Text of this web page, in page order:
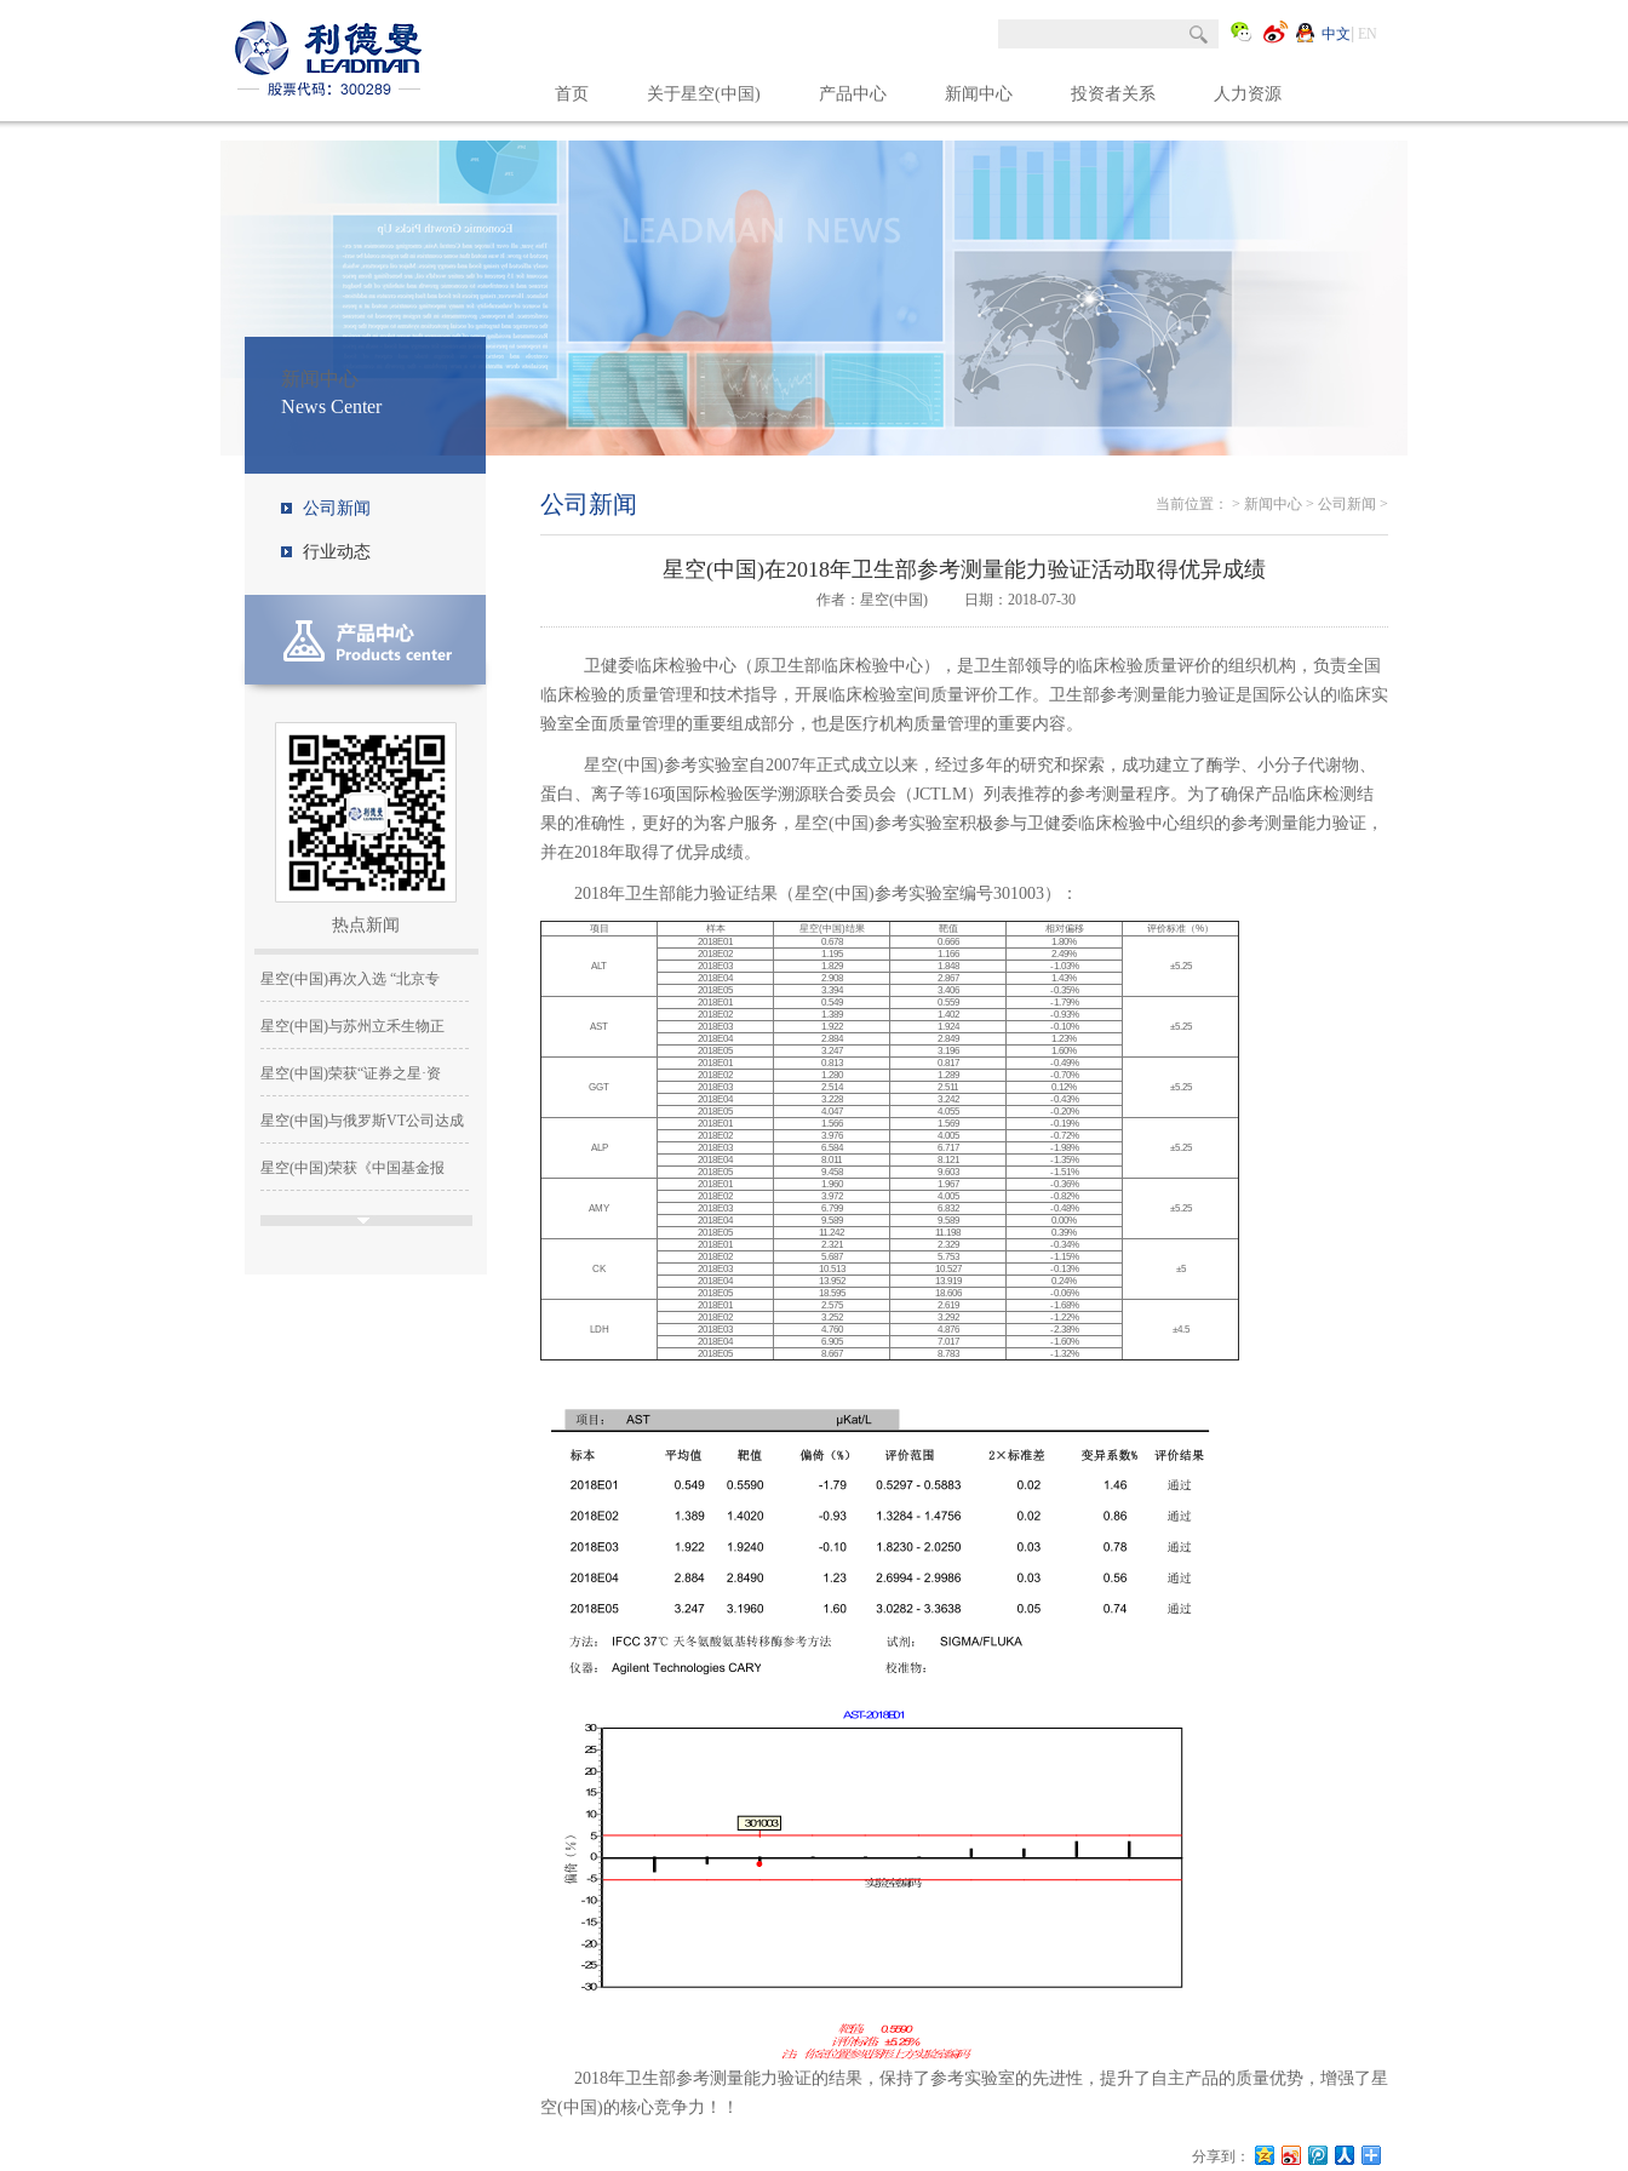
中文 EN
首页 关于星空(中国) 产品中心 新闻中心 投资者关系 人力资源
星空(中国)
新闻中心
News Center
公司新闻
行业动态
热点新闻
阿匹斯科技两项新型冠状
心系武汉|北京星空(中国)向湖
喜讯：星空(中国)荣获“科技
喜讯：星空(中国)喜迎高新科
感恩有你 一路同行 丨利德
强强联手 共铸辉煌 | 利德
喜讯：星空(中国)参考实验室
星空(中国)盛大亮相2018美国芝
星空(中国)在2017年RELA试验中
为促进医学装备领域发展
星空(中国)荣获“2017年度中国
2017全国检验大会圆满落幕
星空(中国)闪耀CACLP 2025：创
邀请函丨星空(中国)邀您共聚
星空(中国)获评中上协“2024上
星空(中国)再次入选 “北京专
星空(中国)与苏州立禾生物正
星空(中国)荣获“证券之星·资
星空(中国)与俄罗斯VT公司达成
星空(中国)荣获《中国基金报
清远市市委副书记、市长
公司新闻 当前位置： > 新闻中心 > 公司新闻 >
星空(中国)在2018年卫生部参考测量能力验证活动取得优异成绩
作者：星空(中国) 日期：2018-07-30
卫健委临床检验中心（原卫生部临床检验中心），是卫生部领导的临床检验质量评价的组织机构，负责全国
临床检验的质量管理和技术指导，开展临床检验室间质量评价工作。卫生部参考测量能力验证是国际公认的临床实
验室全面质量管理的重要组成部分，也是医疗机构质量管理的重要内容。
星空(中国)参考实验室自2007年正式成立以来，经过多年的研究和探索，成功建立了酶学、小分子代谢物、
蛋白、离子等16项国际检验医学溯源联合委员会（JCTLM）列表推荐的参考测量程序。为了确保产品临床检测结
果的准确性，更好的为客户服务，星空(中国)参考实验室积极参与卫健委临床检验中心组织的参考测量能力验证，
并在2018年取得了优异成绩。
2018年卫生部能力验证结果（星空(中国)参考实验室编号301003）：
项目 样本 星空(中国)结果 靶值 相对偏移 评价标准（%）
ALT
2018E01 0.678 0.666 1.80%
±5.25
2018E02 1.195 1.166
2.49%
2018E03
1.829 1.848
-1.03%
2018E04
2.908 2.867
1.43%
2018E05
3.394 3.406 -0.35%
AST
2018E01 0.549 0.559 -1.79%
±5.25
2018E02 1.389 1.402
-0.93%
2018E03
1.922 1.924
-0.10%
2018E04
2.884 2.849
1.23%
2018E05
3.247 3.196 1.60%
GGT
2018E01 0.813 0.817 -0.49%
±5.25
2018E02 1.280 1.289
-0.70%
2018E03
2.514 2.511
0.12%
2018E04
3.228 3.242
-0.43%
2018E05
4.047 4.055 -0.20%
ALP
2018E01 1.566 1.569 -0.19%
±5.25
2018E02 3.976 4.005
-0.72%
2018E03
6.584 6.717
-1.98%
2018E04
8.011 8.121
-1.35%
2018E05
9.458 9.603 -1.51%
AMY
2018E01 1.960 1.967 -0.36%
±5.25
2018E02 3.972 4.005
-0.82%
2018E03
6.799 6.832
-0.48%
2018E04
9.589 9.589
0.00%
2018E05
11.242 11.198 0.39%
CK
2018E01 2.321 2.329 -0.34%
±5
2018E02 5.687 5.753
-1.15%
2018E03
10.513 10.527
-0.13%
2018E04
13.952 13.919
0.24%
2018E05
18.595 18.606 -0.06%
LDH
2018E01 2.575 2.619 -1.68%
±4.5
2018E02 3.252 3.292
-1.22%
2018E03
4.760 4.876
-2.38%
2018E04
6.905 7.017
-1.60%
2018E05
8.667 8.783 -1.32%
2018年卫生部参考测量能力验证的结果，保持了参考实验室的先进性，提升了自主产品的质量优势，增强了星
空(中国)的核心竞争力！！
分享到：